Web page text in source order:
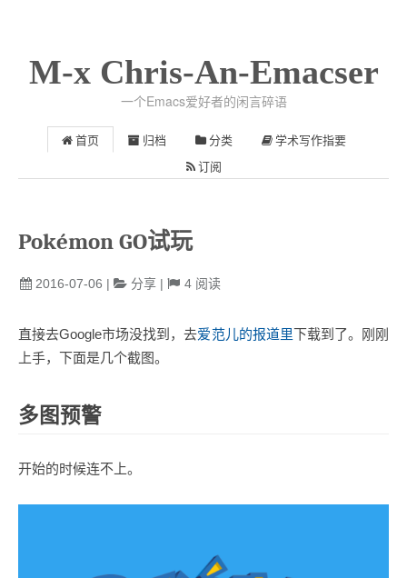
M-x Chris-An-Emacser
一个Emacs爱好者的闲言碎语
首页 归档 分类 学术写作指要
订阅
Pokémon GO试玩
2016-07-06 | 分享 | 4阅读
直接去Google市场没找到，去爱范儿的报道里下载到了。刚刚
上手，下面是几个截图。
多图预警
开始的时候连不上。